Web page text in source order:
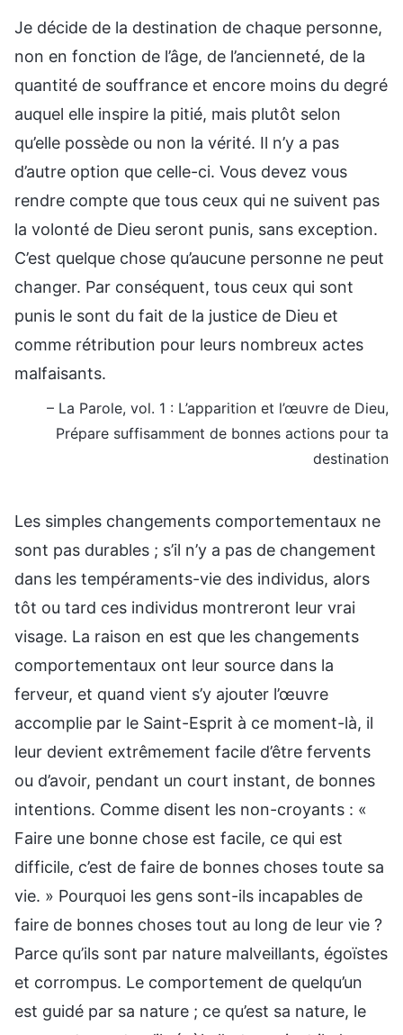
Je décide de la destination de chaque personne,
non en fonction de l’âge, de l’ancienneté, de la
quantité de souffrance et encore moins du degré
auquel elle inspire la pitié, mais plutôt selon
qu’elle possède ou non la vérité. Il n’y a pas
d’autre option que celle-ci. Vous devez vous
rendre compte que tous ceux qui ne suivent pas
la volonté de Dieu seront punis, sans exception.
C’est quelque chose qu’aucune personne ne peut
changer. Par conséquent, tous ceux qui sont
punis le sont du fait de la justice de Dieu et
comme rétribution pour leurs nombreux actes
malfaisants.
– La Parole, vol. 1 : L’apparition et l’œuvre de Dieu,
Prépare suffisamment de bonnes actions pour ta
destination
Les simples changements comportementaux ne
sont pas durables ; s’il n’y a pas de changement
dans les tempéraments-vie des individus, alors
tôt ou tard ces individus montreront leur vrai
visage. La raison en est que les changements
comportementaux ont leur source dans la
ferveur, et quand vient s’y ajouter l’œuvre
accomplie par le Saint-Esprit à ce moment-là, il
leur devient extrêmement facile d’être fervents
ou d’avoir, pendant un court instant, de bonnes
intentions. Comme disent les non-croyants : «
Faire une bonne chose est facile, ce qui est
difficile, c’est de faire de bonnes choses toute sa
vie. » Pourquoi les gens sont-ils incapables de
faire de bonnes choses tout au long de leur vie ?
Parce qu’ils sont par nature malveillants, égoïstes
et corrompus. Le comportement de quelqu’un
est guidé par sa nature ; ce qu’est sa nature, le